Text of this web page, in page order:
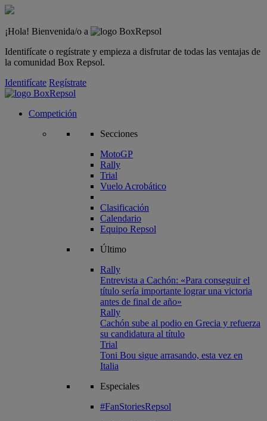
¡Hola! Bienvenida/o a
Identifícate o regístrate y empieza a disfrutar de todas las ventajas de
la comunidad Box Repsol.
Identifícate Regístrate
Competición
Secciones
MotoGP
Rally
Trial
Vuelo Acrobático
Clasificación
Calendario
Equipo Repsol
Último
Rally
Entrevista a Cachón: «Para conseguir el
título sería importante lograr una victoria
antes de final de año»
Rally
Cachón sube al podio en Grecia y refuerza
su candidatura al título
Trial
Toni Bou sigue arrasando, esta vez en
Italia
Especiales
#FanStoriesRepsol